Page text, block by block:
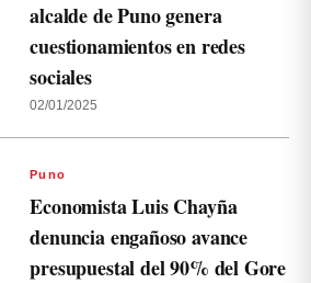
alcalde de Puno genera
cuestionamientos en redes
sociales
02/01/2025
Puno
Economista Luis Chayña
denuncia engañoso avance
presupuestal del 90% del Gore